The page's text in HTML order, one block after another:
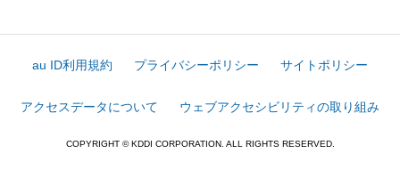
au ID利用規約 プライバシーポリシー サイトポリシー
アクセスデータについて ウェブアクセシビリティの取り組み
COPYRIGHT © KDDI CORPORATION. ALL RIGHTS RESERVED.